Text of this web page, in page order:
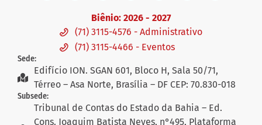
Biênio: 2026 - 2027
(71) 3115-4576 - Administrativo
(71) 3115-4466 - Eventos
Sede:
Edifício ION. SGAN 601, Bloco H, Sala 50/71,
Térreo – Asa Norte, Brasília – DF CEP: 70.830-018
Subsede:
Tribunal de Contas do Estado da Bahia – Ed.
Cons. Joaquim Batista Neves, n°495, Plataforma